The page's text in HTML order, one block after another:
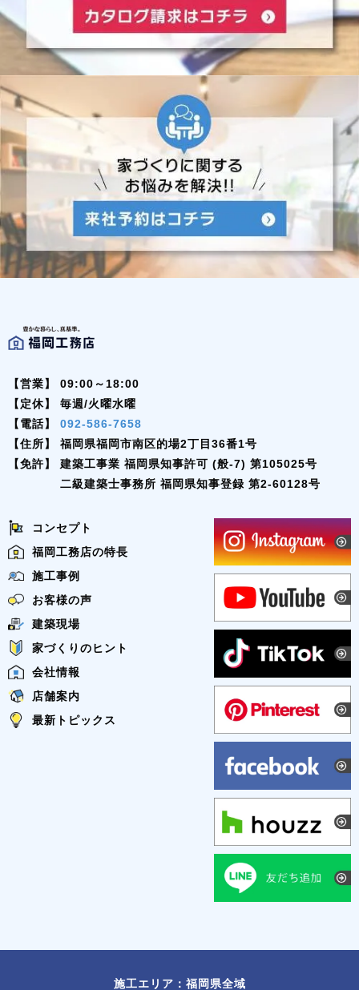
【営業】
09:00～18:00
【定休】
毎週/火曜水曜
【電話】
092-586-7658
【住所】
福岡県福岡市南区的場2丁目36番1号
【免許】
建築工事業 福岡県知事許可 (般-7) 第105025号
二級建築士事務所 福岡県知事登録 第2-60128号
コンセプト
福岡工務店の特長
施工事例
お客様の声
建築現場
家づくりのヒント
会社情報
店舗案内
最新トピックス
施工エリア：福岡県全域